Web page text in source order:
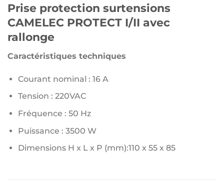
Prise protection surtensions
CAMELEC PROTECT I/II avec
rallonge
Caractéristiques techniques
Courant nominal : 16 A
Tension : 220VAC
Fréquence : 50 Hz
Puissance : 3500 W
Dimensions H x L x P (mm):110 x 55 x 85